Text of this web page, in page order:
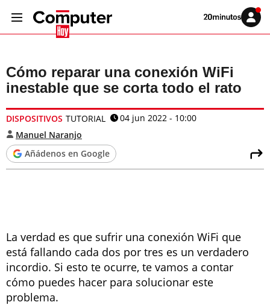
Volver
Iniciar
sesión
Cómo reparar una conexión WiFi
inestable que se corta todo el rato
DISPOSITIVOS TUTORIAL
04 jun 2022 - 10:00
Manuel Naranjo
Añádenos en Google
La verdad es que sufrir una conexión WiFi que
está fallando cada dos por tres es un verdadero
incordio. Si esto te ocurre, te vamos a contar
cómo puedes hacer para solucionar este
problema.